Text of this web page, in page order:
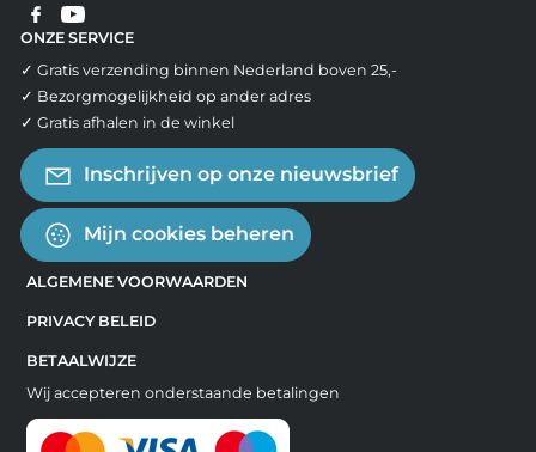
ONZE SERVICE
✓ Gratis verzending binnen Nederland boven 25,-
✓ Bezorgmogelijkheid op ander adres
✓ Gratis afhalen in de winkel
Inschrijven op onze nieuwsbrief
Mijn cookies beheren
ALGEMENE VOORWAARDEN
PRIVACY BELEID
BETAALWIJZE
Wij accepteren onderstaande betalingen